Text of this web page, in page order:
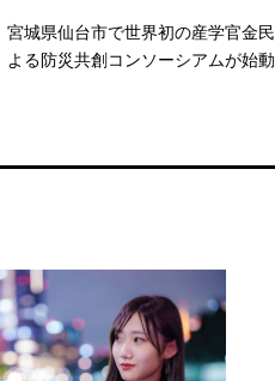
宮城県仙台市で世界初の産学官金
よる防災共創コンソーシアムが始動